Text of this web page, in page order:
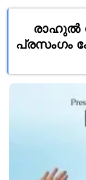
രാഹുൽ
പ്രസംഗം